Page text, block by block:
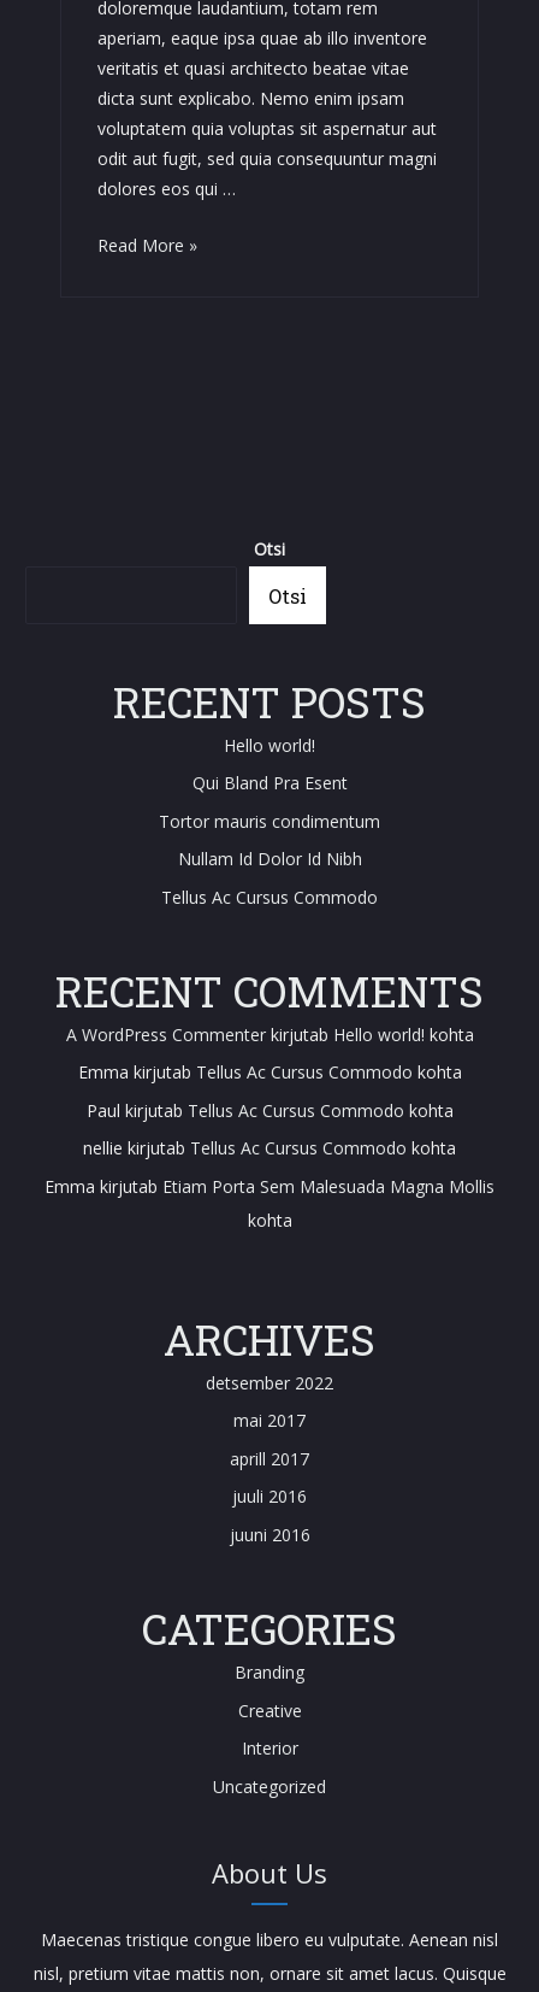
doloremque laudantium, totam rem
aperiam, eaque ipsa quae ab illo inventore
veritatis et quasi architecto beatae vitae
dicta sunt explicabo. Nemo enim ipsam
voluptatem quia voluptas sit aspernatur aut
odit aut fugit, sed quia consequuntur magni
dolores eos qui …
Etiam
Read More »
Otsi
Otsi
RECENT POSTS
Hello world!
Qui Bland Pra Esent
Tortor mauris condimentum
Nullam Id Dolor Id Nibh
Tellus Ac Cursus Commodo
RECENT COMMENTS
A WordPress Commenterkirjutab Hello world! kohta
Emma kirjutab Tellus Ac Cursus Commodo kohta
Paul kirjutab Tellus Ac Cursus Commodo kohta
nellie kirjutab Tellus Ac Cursus Commodo kohta
Emma kirjutab Etiam Porta Sem Malesuada Magna Mollis
kohta
ARCHIVES
detsember 2022
mai 2017
aprill 2017
juuli 2016
juuni 2016
CATEGORIES
Branding
Creative
Interior
Uncategorized
About Us
Maecenas tristique congue libero eu vulputate. Aenean nisl
nisl, pretium vitae mattis non, ornare sit amet lacus. Quisque